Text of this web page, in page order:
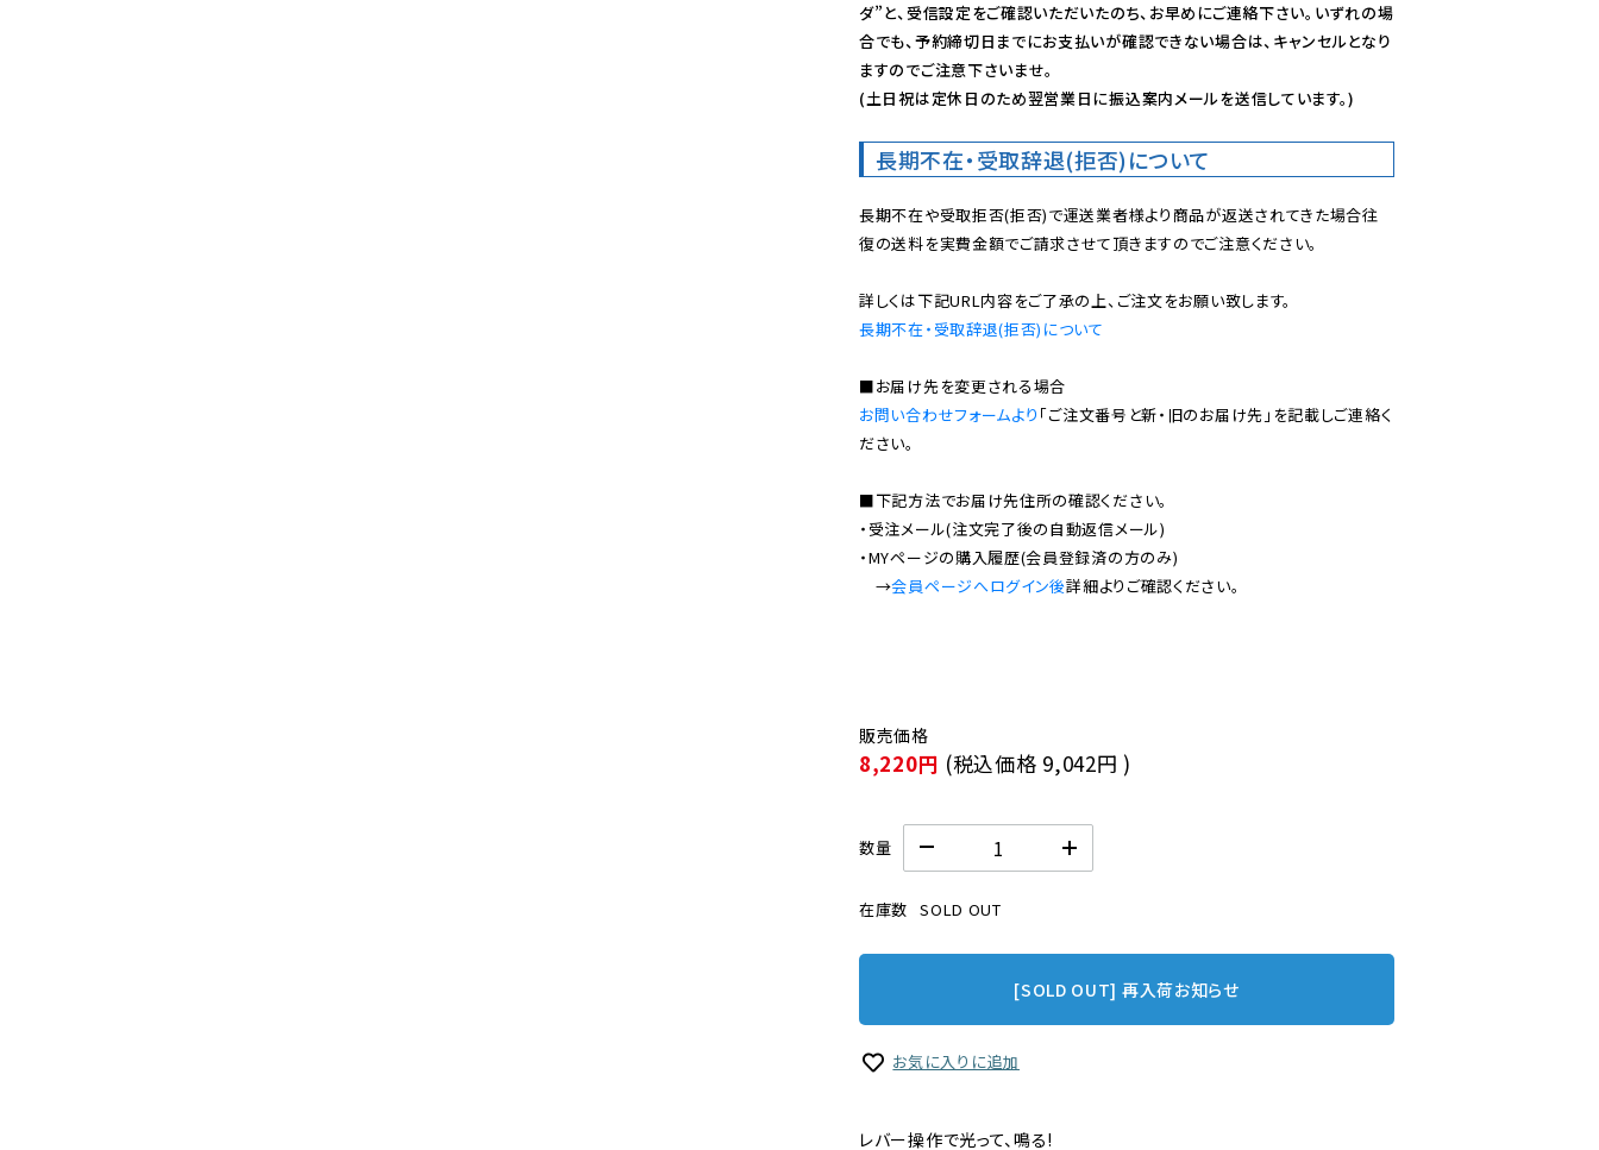
ダ”と、受信設定をご確認いただいたのち、お早めにご連絡下さい。いずれの場
合でも、予約締切日までにお支払いが確認できない場合は、キャンセルとなり
ますのでご注意下さいませ。
(土日祝は定休日のため翌営業日に振込案内メールを送信しています。)
長期不在・受取辞退(拒否)について
長期不在や受取拒否(拒否)で運送業者様より商品が返送されてきた場合往
復の送料を実費金額でご請求させて頂きますのでご注意ください。
長期不在・受取辞退(拒否)について
お問い合わせフォームより 「ご注文番号と新・旧のお届け先」を記載しご連絡く
ださい。
■下記方法でお届け先住所の確認ください。
・受注メール(注文完了後の自動返信メール)
・MYページの購入履歴(会員登録済の方のみ)
→会員ページへログイン後
8,220円 (税込価格 9,042円 )
数量
在庫数 SOLD OUT
[SOLD OUT] 再入荷お知らせ
お気に入りに追加
レバー操作で光って、鳴る!